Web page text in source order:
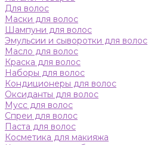
Для волос
Маски для волос
Шампуни для волос
Эмульсии и сыворотки для волос
Масло для волос
Краска для волос
Наборы для волос
Кондиционеры для волос
Оксиданты для волос
Мусс для волос
Спреи для волос
Паста для волос
Косметика для макияжа